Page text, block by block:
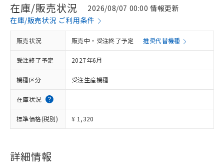
在庫/販売状況
2026/08/07 00:00 情報更新
在庫/販売状況 ご利用条件
販売状況 販売中・受注終了予定 推奨代替機種
受注終了予定 2027年6月
機種区分 受注生産機種
在庫状況
標準価格(税別) ¥ 1,320
詳細情報